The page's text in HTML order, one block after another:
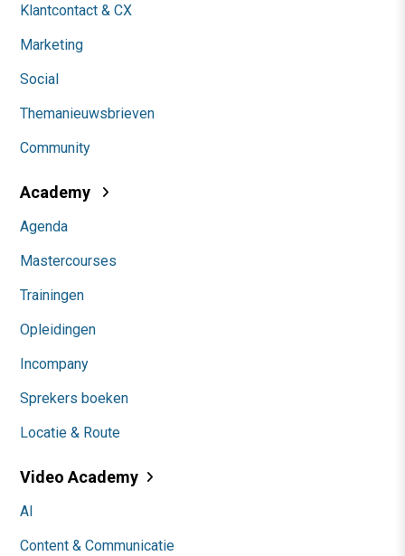
Klantcontact & CX
Marketing
Social
Themanieuwsbrieven
Community
Academy
Agenda
Mastercourses
Trainingen
Opleidingen
Incompany
Sprekers boeken
Locatie & Route
Video Academy
AI
Content & Communicatie